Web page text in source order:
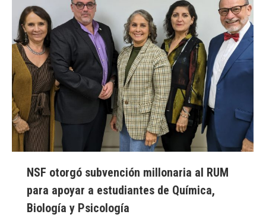
NSF otorgó subvención millonaria al RUM
para apoyar a estudiantes de Química,
Biología y Psicología